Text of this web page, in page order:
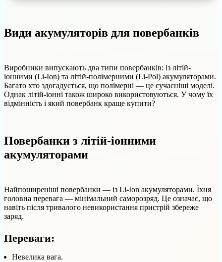
Види акумуляторів для повербанків
Виробники випускають два типи повербанків: із літій-
іонними (Li-Ion) та літій-полімерними (Li-Pol) акумуляторами.
Багато хто здогадується, що полімерні — це сучасніші моделі.
Однак літій-іонні також широко використовуються. У чому їх
відмінність і який повербанк краще купити?
Повербанки з літій-іонними
акумуляторами
Найпоширеніші повербанки — із Li-Ion акумуляторами. Їхня
головна перевага — мінімальний саморозряд. Це означає, що
навіть після тривалого невикористання пристрій збереже
заряд.
Переваги:
Невелика вага.